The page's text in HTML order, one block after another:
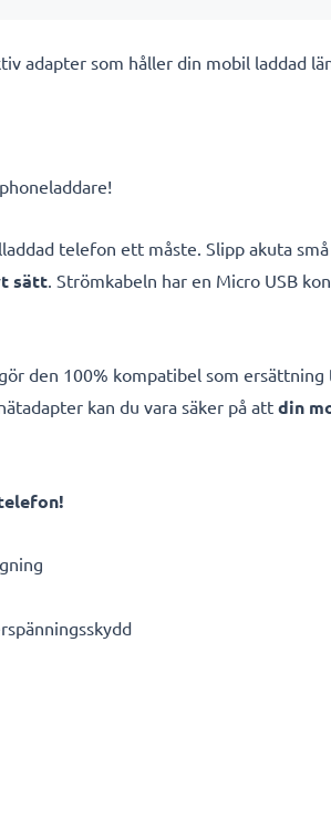
adapter som håller din mobil laddad
telefon ett måste. Slipp akuta
sätt. Strömkabeln har en Micro USB
den 100% kompatibel som
kan du vara säker på att din